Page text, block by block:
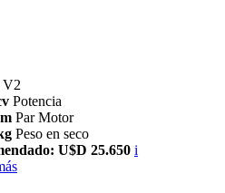
V2
Potencia
Par Motor
Peso en seco
U$D 25.650 i